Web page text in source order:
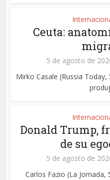
Ceuta:
5 de agosto de
Mirko Casale (Russia
Donald Trump,
de su
5 de agosto de
Carlos Fazio (La